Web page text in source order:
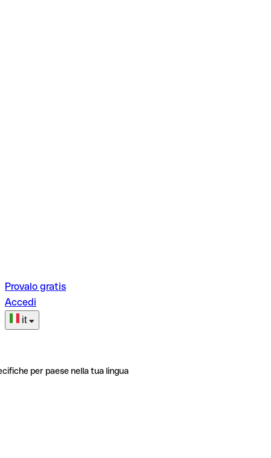
Provalo gratis
Accedi
it
per paese nella tua lingua